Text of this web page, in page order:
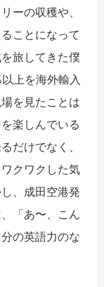
ーの収穫や、
ことになって
旅してきた僕
上を海外輸入
を見たことは
楽しんでいる
だけでなく、
クワクした気
、成田空港発
「あ〜、こん
の英語力のな